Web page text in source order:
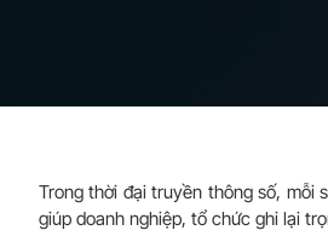
Trong thời đại truyền thông số, mỗi
giúp doanh nghiệp, tổ chức ghi lại